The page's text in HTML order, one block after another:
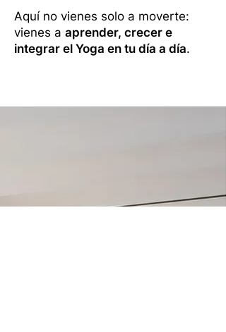
Aquí no vienes solo a moverte:
vienes a aprender, crecer e
integrar el Yoga en tu día a día.